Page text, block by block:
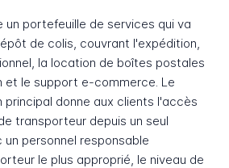
un portefeuille de services qui va
de colis, couvrant l'expédition,
la location de boîtes postales
et le support e-commerce. Le
donne aux clients l'accès
transporteur depuis un seul
personnel responsable
le plus approprié, le niveau de